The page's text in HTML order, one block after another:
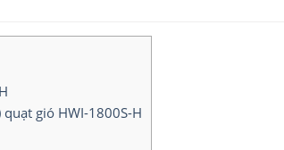
gió HWI-1800S-H